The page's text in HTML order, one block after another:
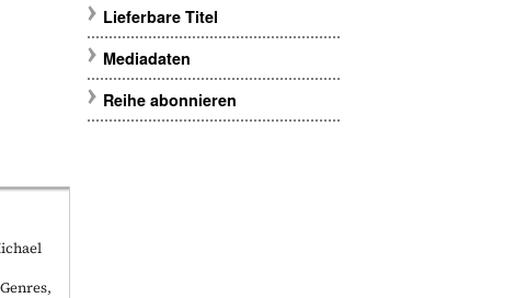
Lieferbare Titel
Mediadaten
Reihe abonnieren